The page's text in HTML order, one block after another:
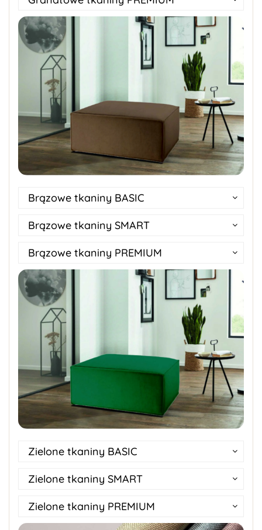
Brązowe tkaniny BASIC
Brązowe tkaniny SMART
Brązowe tkaniny PREMIUM
Zielone tkaniny BASIC
Zielone tkaniny SMART
Zielone tkaniny PREMIUM